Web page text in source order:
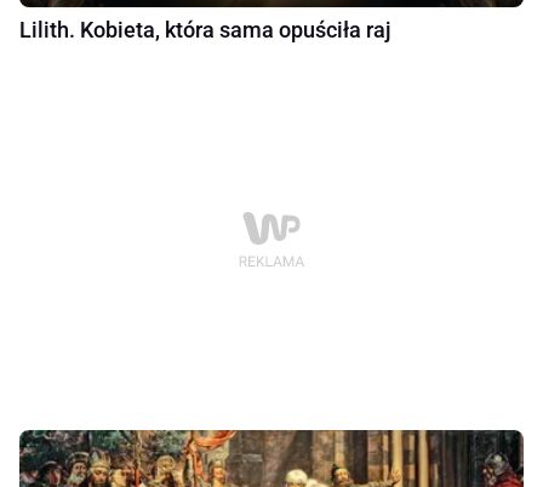
Lilith. Kobieta, która sama opuściła raj